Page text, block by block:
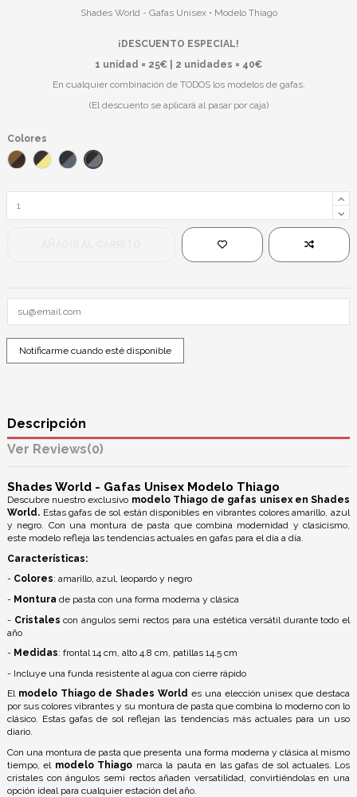
Shades World - Gafas Unisex • Modelo Thiago
¡DESCUENTO ESPECIAL!
1 unidad = 25€ | 2 unidades = 40€
En cualquier combinación de TODOS los modelos de gafas.
(El descuento se aplicará al pasar por caja)
Colores
Leopardo/Marrón
Negro/Amarillo
Negro/AzulNegro/Negro
Descripción
Reviews(0)
Shades World - Gafas Unisex Modelo Thiago
Descubre nuestro exclusivo modelo Thiago de gafas unisex en Shades
World. Estas gafas de sol están disponibles en vibrantes colores amarillo, azul
y negro. Con una montura de pasta que combina modernidad y clasicismo,
este modelo refleja las tendencias actuales en gafas para el día a día.
Características:
- Colores: amarillo, azul, leopardo y negro
- Montura de pasta con una forma moderna y clásica
- Cristales con ángulos semi rectos para una estética versátil durante todo el
año
- Medidas: frontal 14 cm, alto 4.8 cm, patillas 14.5 cm
- Incluye una funda resistente al agua con cierre rápido
El modelo Thiago de Shades World es una elección unisex que destaca
por sus colores vibrantes y su montura de pasta que combina lo moderno con lo
clásico. Estas gafas de sol reflejan las tendencias más actuales para un uso
diario.
Con una montura de pasta que presenta una forma moderna y clásica al mismo
tiempo, el modelo Thiago marca la pauta en las gafas de sol actuales. Los
cristales con ángulos semi rectos añaden versatilidad, convirtiéndolas en una
opción ideal para cualquier estación del año.